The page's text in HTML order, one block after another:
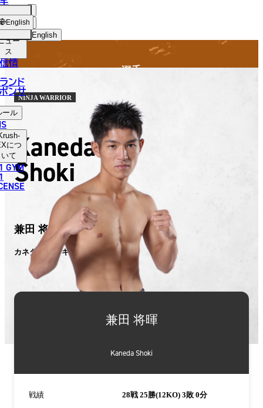
English
中文（简体）
中文（繁體）
ไทย
العربية
ョッ
プ
ュー
ス
情
ンド
ンサ
ール
につ
いて
GYM
English
選手
NINJA WARRIOR
Kaneda
Shoki
兼田 将暉
カネダ ショウキ
兼田 将暉
Kaneda Shoki
戦績 28戦 25勝(12KO) 3敗 0分